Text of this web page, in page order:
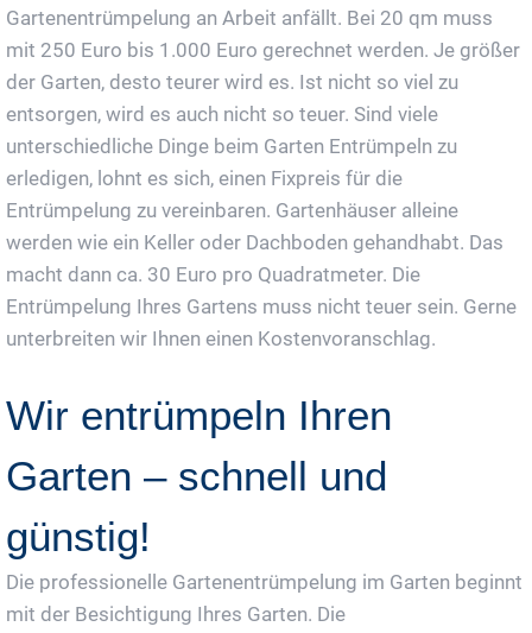
Gartenentrümpelung an Arbeit anfällt. Bei 20 qm muss
mit 250 Euro bis 1.000 Euro gerechnet werden. Je größer
der Garten, desto teurer wird es. Ist nicht so viel zu
entsorgen, wird es auch nicht so teuer. Sind viele
unterschiedliche Dinge beim Garten Entrümpeln zu
erledigen, lohnt es sich, einen Fixpreis für die
Entrümpelung zu vereinbaren. Gartenhäuser alleine
werden wie ein Keller oder Dachboden gehandhabt. Das
macht dann ca. 30 Euro pro Quadratmeter. Die
Entrümpelung Ihres Gartens muss nicht teuer sein. Gerne
unterbreiten wir Ihnen einen Kostenvoranschlag.
Wir entrümpeln Ihren
Garten – schnell und
günstig!
Die professionelle Gartenentrümpelung im Garten beginnt
mit der Besichtigung Ihres Garten. Die